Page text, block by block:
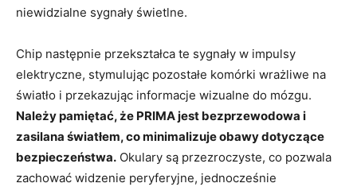
niewidzialne sygnały świetlne.
Chip następnie przekształca te sygnały w impulsy
elektryczne, stymulując pozostałe komórki wrażliwe na
światło i przekazując informacje wizualne do mózgu.
Należy pamiętać, że PRIMA jest bezprzewodowa i
zasilana światłem, co minimalizuje obawy dotyczące
bezpieczeństwa. Okulary są przezroczyste, co pozwala
zachować widzenie peryferyjne, jednocześnie